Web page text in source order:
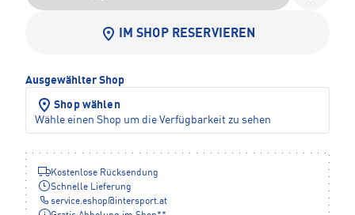
IM SHOP RESERVIEREN
Ausgewählter Shop
Shop wählen
Wähle einen Shop um die Verfügbarkeit zu sehen
Kostenlose Rücksendung
Schnelle Lieferung
service.eshop@ intersport.at